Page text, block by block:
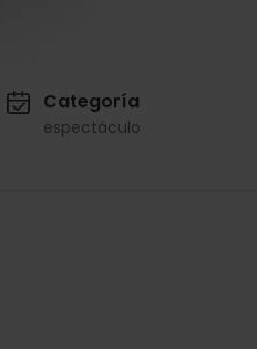
Categoría
espectáculo